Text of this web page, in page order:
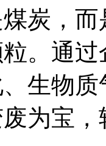
炭，
。通
生物
为宝